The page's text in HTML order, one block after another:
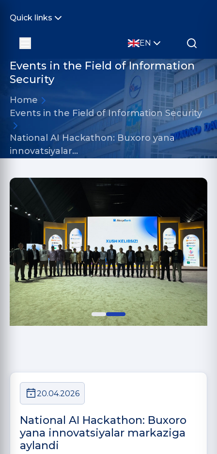
Quick links
EN
Events in the Field of Information
Security
Home
Events in the Field of Information Security
National AI Hackathon: Buxoro yana
innovatsiyalar…
20.04.2026
National AI Hackathon: Buxoro
yana innovatsiyalar markaziga
aylandi